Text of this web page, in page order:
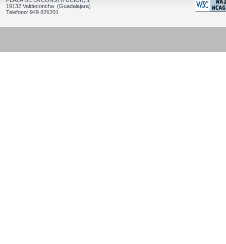
19132 Valdeconcha (Guadalajara)
Telefono: 949 826201